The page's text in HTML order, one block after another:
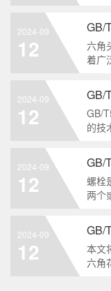
领域
么是
200
2024-09
12
六角
着广
两个
栓
是
2024-09
12
GB/
GB/
的技
用于
厚螺
钢、
2024-09
12
螺栓
两个
级和
的螺
有什
2024-09
12
本文
六角